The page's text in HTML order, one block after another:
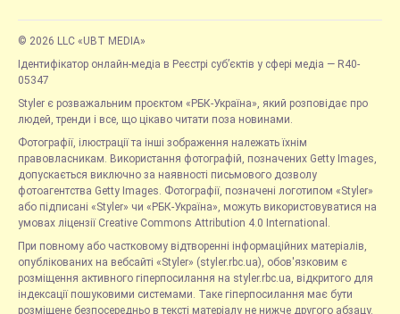
© 2026 LLC «UBT MEDIA»
Ідентифікатор онлайн-медіа в Реєстрі суб’єктів у сфері медіа — R40-
05347
Styler є розважальним проєктом «РБК-Україна», який розповідає про
людей, тренди і все, що цікаво читати поза новинами.
Фотографії, ілюстрації та інші зображення належать їхнім
правовласникам. Використання фотографій, позначених Getty Images,
допускається виключно за наявності письмового дозволу
фотоагентства Getty Images. Фотографії, позначені логотипом «Styler»
або підписані «Styler» чи «РБК-Україна», можуть використовуватися на
умовах ліцензії Creative Commons Attribution 4.0 International.
При повному або частковому відтворенні інформаційних матеріалів,
опублікованих на вебсайті «Styler» (styler.rbc.ua), обов'язковим є
розміщення активного гіперпосилання на styler.rbc.ua, відкритого для
індексації пошуковими системами. Таке гіперпосилання має бути
розміщене безпосередньо в тексті матеріалу не нижче другого абзацу.